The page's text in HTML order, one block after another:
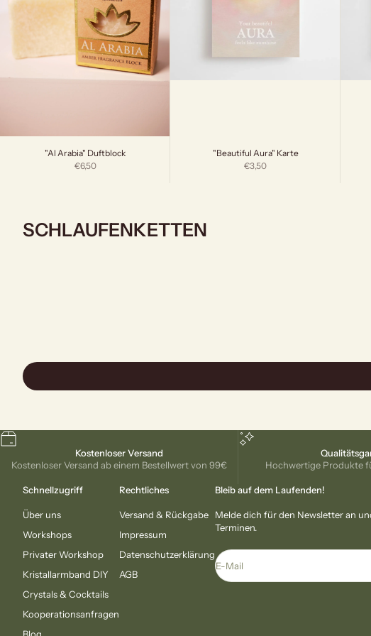
"Al Arabia" Duftblock
Angebot
€6,50
"Beautiful Aura" Karte
Angebot
€3,50
SCHLAUFENKETTEN
Kostenloser Versand
Kostenloser Versand ab einem Bestellwert von 99€
Hochwertige Produkte
Schnellzugriff
Über uns
Workshops
Privater Workshop
Kristallarmband DIY
Crystals & Cocktails
Kooperationsanfragen
Rechtliches
Versand & Rückgabe
Impressum
Datenschutzerklärung
AGB
Bleib auf dem Laufenden!
Melde dich für den Newsletter an
Terminen.
E-Mail